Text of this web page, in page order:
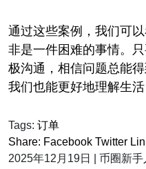
通过这些案例，我们可
非是一件困难的事情。
极沟通，相信问题总能
我们也能更好地理解生活
Tags: 订单
Share: Facebook Twitter
2025年12月19日
币圈新手